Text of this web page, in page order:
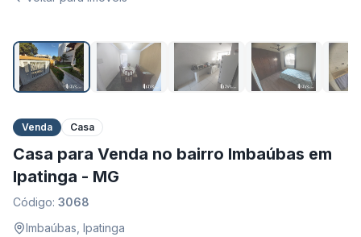
Venda Casa
Casa para Venda no bairro Imbaúbas em
Ipatinga - MG
Código: 3068
Imbaúbas Ipatinga